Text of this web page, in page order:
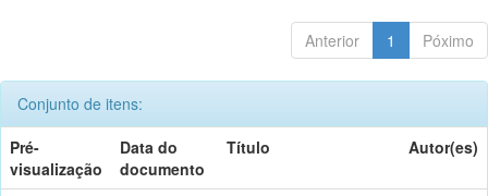
Anterior 1 Póximo
Conjunto de itens:
Pré-
visualização
Data do
documento
Título Autor(es)